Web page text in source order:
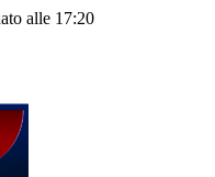
alle 17:20